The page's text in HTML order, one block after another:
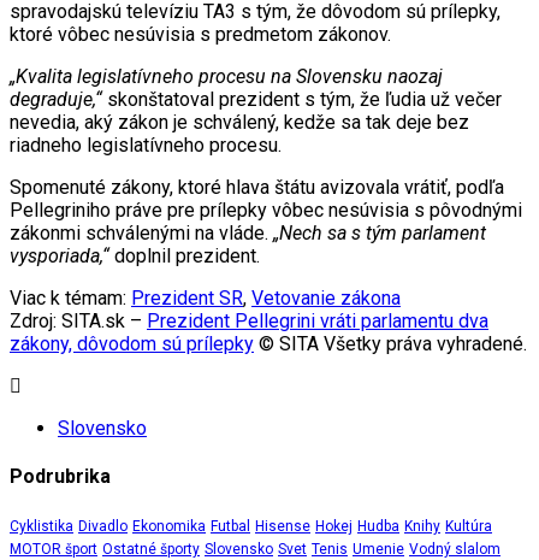
spravodajskú televíziu TA3 s tým, že dôvodom sú prílepky,
ktoré vôbec nesúvisia s predmetom zákonov.
„Kvalita legislatívneho procesu na Slovensku naozaj
degraduje,“skonštatoval prezident s tým, že ľudia už večer
nevedia, aký zákon je schválený, kedže sa tak deje bez
riadneho legislatívneho procesu.
Spomenuté zákony, ktoré hlava štátu avizovala vrátiť, podľa
Pellegriniho práve pre prílepky vôbec nesúvisia s pôvodnými
zákonmi schválenými na vláde. „Nech sa s tým parlament
vysporiada,“doplnil prezident.
Viac k témam: Prezident SR, Vetovanie zákona
Zdroj: SITA.sk – Prezident Pellegrini vráti parlamentu dva
zákony, dôvodom sú prílepky © SITA Všetky práva vyhradené.
Slovensko
Podrubrika
Cyklistika Divadlo Ekonomika Futbal Hisense Hokej Hudba Knihy Kultúra
MOTOR šport Ostatné športy Slovensko Svet Tenis Umenie Vodný slalom